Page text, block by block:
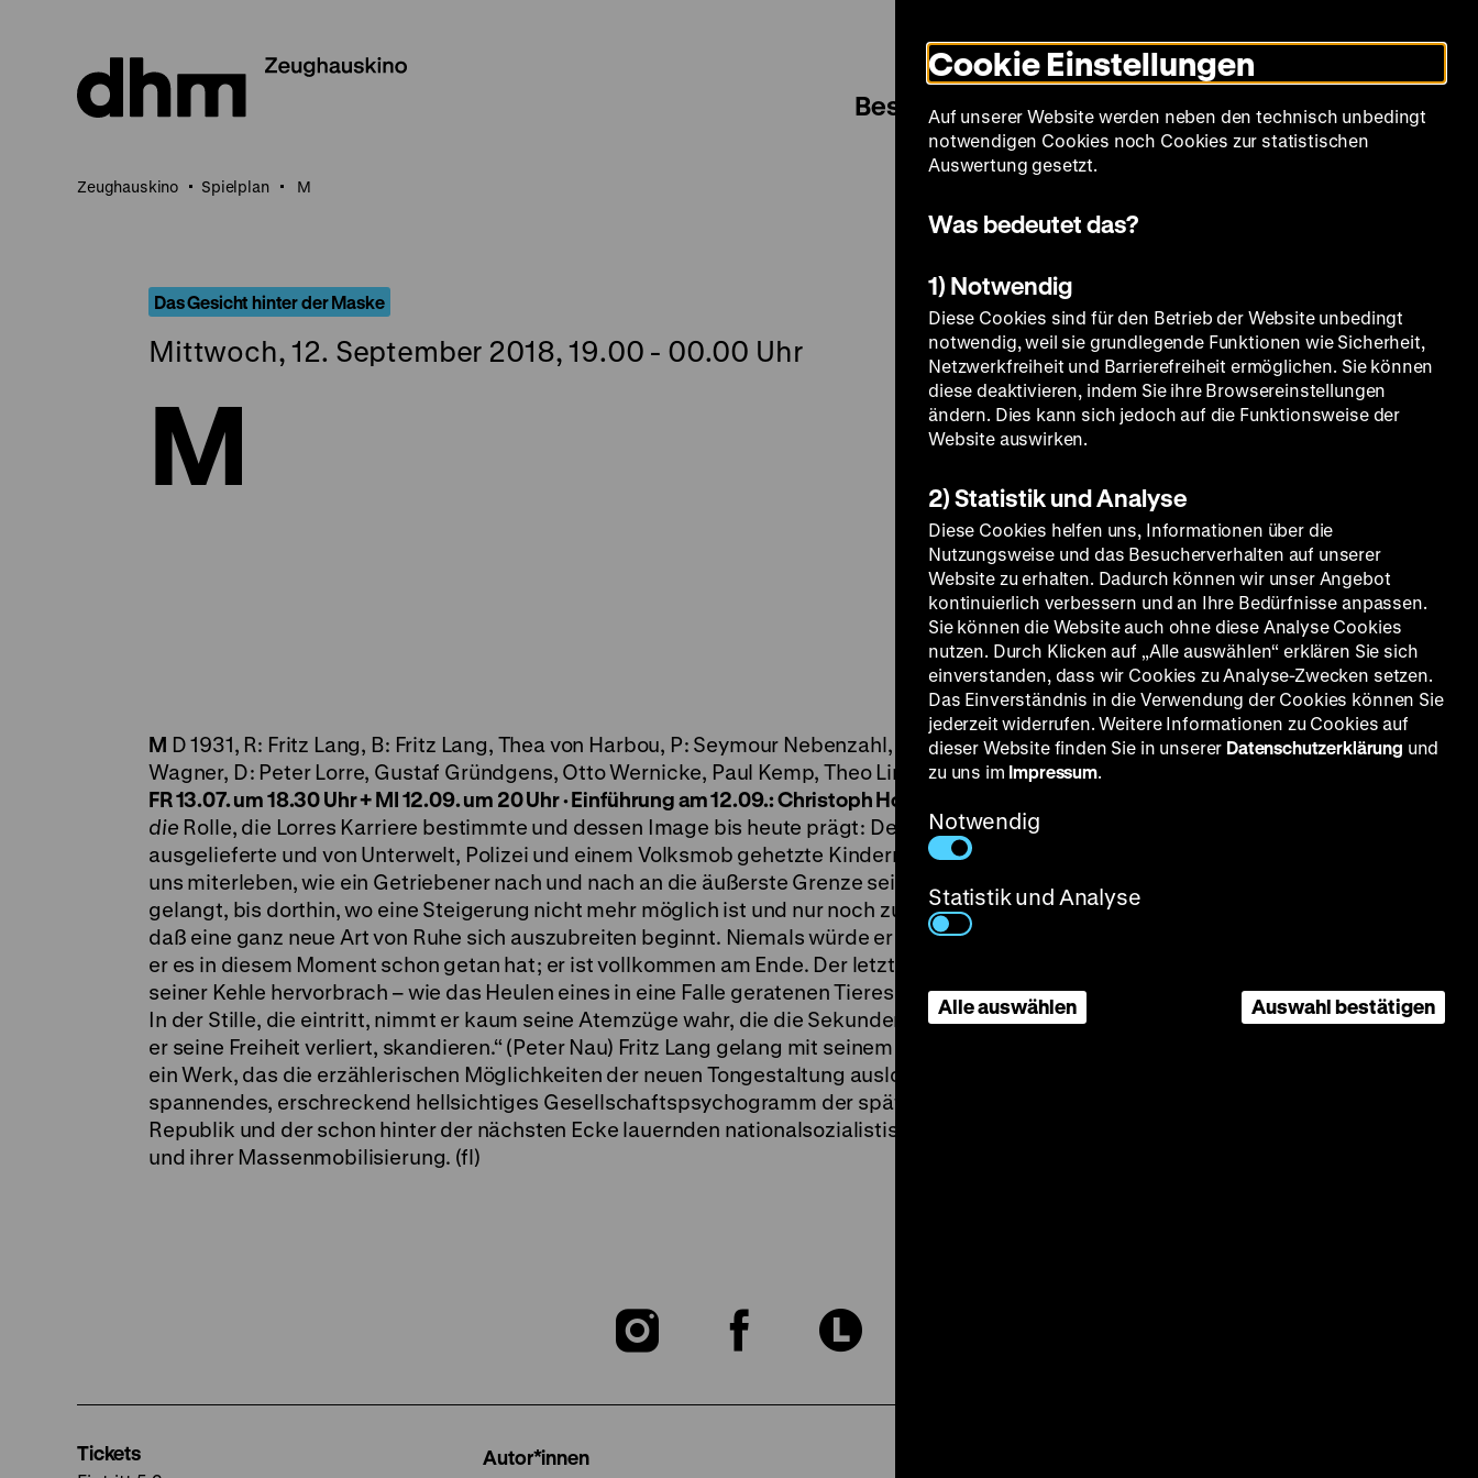
Seiteninhalt
springen
Modus
umschalten
Sprache
Besuch Spielplan Filmreihen Über uns
Zeughauskino Spielplan M
Das Gesicht hinter der Maske
Mittwoch, 12. September 2018, 19.00 - 00.00 Uhr
M
M D 1931, R: Fritz Lang, B: Fritz Lang, Thea von Harbou, P: Seymour Nebenzahl, K: Fritz Arno
Wagner, D: Peter Lorre, Gustaf Gründgens, Otto Wernicke, Paul Kemp, Theo Lingen, 112‘ · 35mm
FR 13.07. um 18.30 Uhr + MI 12.09. um 20 Uhr · Einführung am 12.09.: Christoph Hochhäusler
die Rolle, die Lorres Karriere bestimmte und dessen Image bis heute prägt: Der seinen Trieben
ausgelieferte und von Unterwelt, Polizei und einem Volksmob gehetzte Kindermörder: „Er läßt
uns miterleben, wie ein Getriebener nach und nach an die äußerste Grenze seines Unglücks
gelangt, bis dorthin, wo eine Steigerung nicht mehr möglich ist und nur noch zu hoffen bleibt,
daß eine ganz neue Art von Ruhe sich auszubreiten beginnt. Niemals würde er ärger leiden, als
er es in diesem Moment schon getan hat; er ist vollkommen am Ende. Der letzte Ton, der aus
seiner Kehle hervorbrach – wie das Heulen eines in eine Falle geratenen Tieres – ist verklungen.
In der Stille, die eintritt, nimmt er kaum seine Atemzüge wahr, die die Sekunden, während derer
er seine Freiheit verliert, skandieren.“ (Peter Nau) Fritz Lang gelang mit seinem ersten Tonfilm
ein Werk, das die erzählerischen Möglichkeiten der neuen Tongestaltung auslotet; ein
spannendes, erschreckend hellsichtiges Gesellschaftspsychogramm der späten Weimarer
Republik und der schon hinter der nächsten Ecke lauernden nationalsozialistischen Herrschaft
und ihrer Massenmobilisierung. (fl)
Zu
Zu
Zu
Tickets Autor*innen
Cookie Einstellungen
Auf unserer Website werden neben den technisch unbedingt
notwendigen Cookies noch Cookies zur statistischen
Auswertung gesetzt.
Was bedeutet das?
1) Notwendig
Diese Cookies sind für den Betrieb der Website unbedingt
notwendig, weil sie grundlegende Funktionen wie Sicherheit,
Netzwerkfreiheit und Barrierefreiheit ermöglichen. Sie können
diese deaktivieren, indem Sie ihre Browsereinstellungen
ändern. Dies kann sich jedoch auf die Funktionsweise der
Website auswirken.
2) Statistik und Analyse
Diese Cookies helfen uns, Informationen über die
Nutzungsweise und das Besucherverhalten auf unserer
Website zu erhalten. Dadurch können wir unser Angebot
kontinuierlich verbessern und an Ihre Bedürfnisse anpassen.
Sie können die Website auch ohne diese Analyse Cookies
nutzen. Durch Klicken auf „Alle auswählen“ erklären Sie sich
einverstanden, dass wir Cookies zu Analyse-Zwecken setzen.
Das Einverständnis in die Verwendung der Cookies können Sie
jederzeit widerrufen. Weitere Informationen zu Cookies auf
dieser Website finden Sie in unserer Datenschutzerklärung und
zu uns im Impressum.
Notwendig
Statistik und Analyse
Alle auswählen Auswahl bestätigen